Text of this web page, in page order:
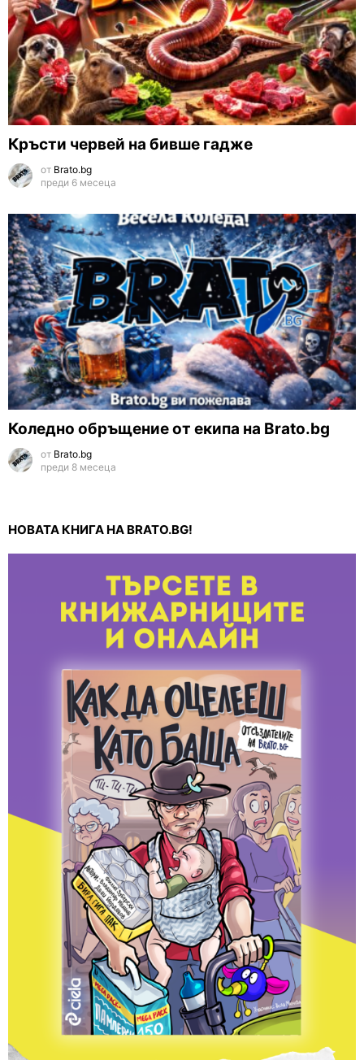
Кръсти червей на бивше гадже
от Brato.bg
преди 6 месеца
Коледно обръщение от екипа на Brato.bg
от Brato.bg
преди 8 месеца
НОВАТА КНИГА НА BRATO.BG!